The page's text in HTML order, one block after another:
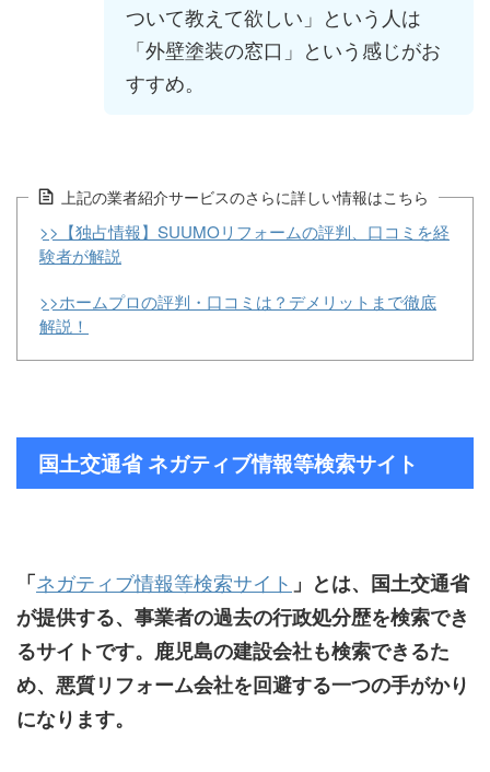
ついて教えて欲しい」という人は
「外壁塗装の窓口」という感じがお
すすめ。
上記の業者紹介サービスのさらに詳しい情報はこちら
>>【独占情報】SUUMOリフォームの評判、口コミを経
験者が解説
>>ホームプロの評判・口コミは？デメリットまで徹底
解説！
国土交通省 ネガティブ情報等検索サイト
「ネガティブ情報等検索サイト 」とは、国土交通省
が提供する、事業者の過去の行政処分歴を検索でき
るサイトです。鹿児島の建設会社も検索できるた
め、悪質リフォーム会社を回避する一つの手がかり
になります。